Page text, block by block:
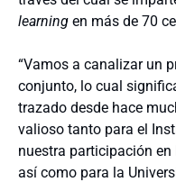
learning en más de 70
“Vamos a canalizar un
conjunto, lo cual
trazado desde hace
valioso tanto para el
nuestra participación
así como para la